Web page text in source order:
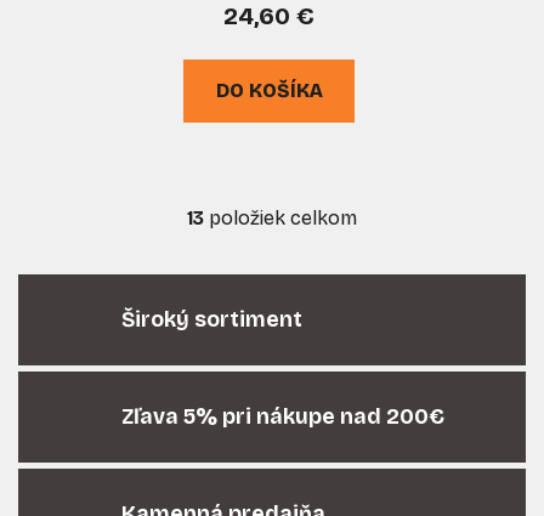
24,60 €
DO KOŠÍKA
O
l
á
d
a
i
p
13 položiek celkom
Široký sortiment
Zľava 5% pri nákupe nad 200€